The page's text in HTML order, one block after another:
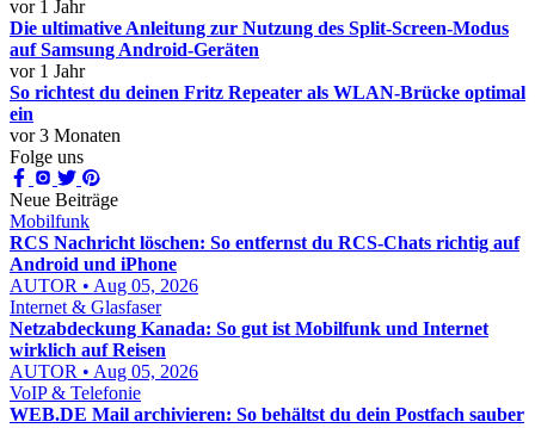
vor 1 Jahr
Die ultimative Anleitung zur Nutzung des Split-Screen-Modus
auf Samsung Android-Geräten
vor 1 Jahr
So richtest du deinen Fritz Repeater als WLAN-Brücke optimal
ein
vor 3 Monaten
Folge uns
Neue Beiträge
Mobilfunk
RCS Nachricht löschen: So entfernst du RCS-Chats richtig auf
Android und iPhone
AUTOR • Aug 05, 2026
Internet & Glasfaser
Netzabdeckung Kanada: So gut ist Mobilfunk und Internet
wirklich auf Reisen
AUTOR • Aug 05, 2026
VoIP & Telefonie
WEB.DE Mail archivieren: So behältst du dein Postfach sauber